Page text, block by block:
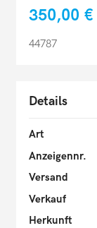
350,00 €
44787
Details
Art
Anzeigennr.
Versand
Verkauf
Herkunft